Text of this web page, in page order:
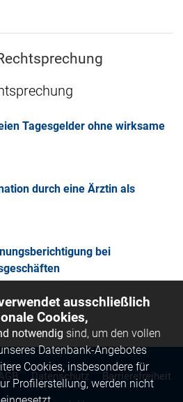
Tagesgelder ohne wirksame
durch eine Ärztin als
bei
Datenschutz Barrierefreiheit
ausschließlich
Cookies,
notwendig sind, um den vollen
Datenbank-Angebotes
Cookies, insbesondere für
Profilerstellung, werden nicht